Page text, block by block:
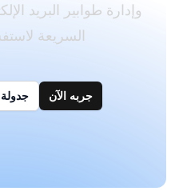
وإدارة طوابير البريد
السريعة
جربه الآن